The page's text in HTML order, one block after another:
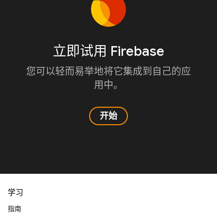
立即试用 Firebase
您可以轻而易举地将它集成到自己的应
用中。
开始
学习
指南